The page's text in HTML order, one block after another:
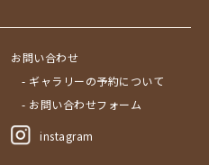
お問い合わせ
- ギャラリーの予約について
- お問い合わせフォーム
instagram